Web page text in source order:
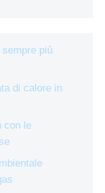
più
di calore in
con le